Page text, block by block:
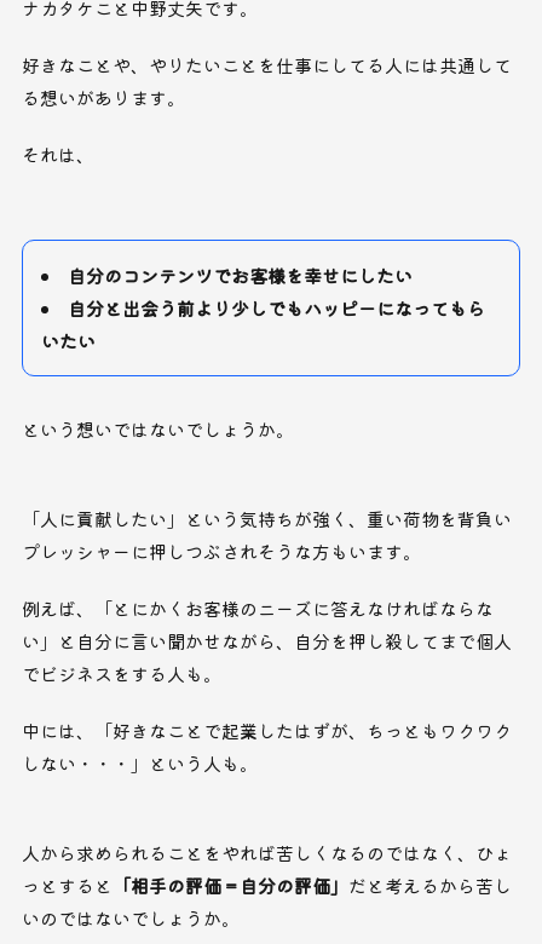
ナカタケこと中野丈矢です。
好きなことや、やりたいことを仕事にしてる人には共通して
る想いがあります。
それは、
自分のコンテンツでお客様を幸せにしたい
自分と出会う前より少しでもハッピーになってもら
いたい
という想いではないでしょうか。
「人に貢献したい」という気持ちが強く、重い荷物を背負い
プレッシャーに押しつぶされそうな方もいます。
例えば、
「とにかくお客様のニーズに答えなければならな
い」と自分に言い聞かせながら、自分を押し殺してまで個人
でビジネスをする人も。
中には、
「好きなことで起業したはずが、ちっともワクワク
しない・・・」
という人も。
人から求められることをやれば苦しくなるのではなく、ひょ
っとすると
「相手の評価＝自分の評価」 だと考えるから苦し
いのではないでしょうか。